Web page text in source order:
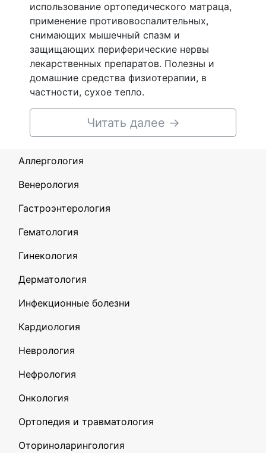
использование ортопедического матраца,
применение противовоспалительных,
снимающих мышечный спазм и
защищающих периферические нервы
лекарственных препаратов. Полезны и
домашние средства физиотерапии, в
частности, сухое тепло.
Читать далее →
Аллергология
Венерология
Гастроэнтерология
Гематология
Гинекология
Дерматология
Инфекционные болезни
Кардиология
Неврология
Нефрология
Онкология
Ортопедия и травматология
Оториноларингология